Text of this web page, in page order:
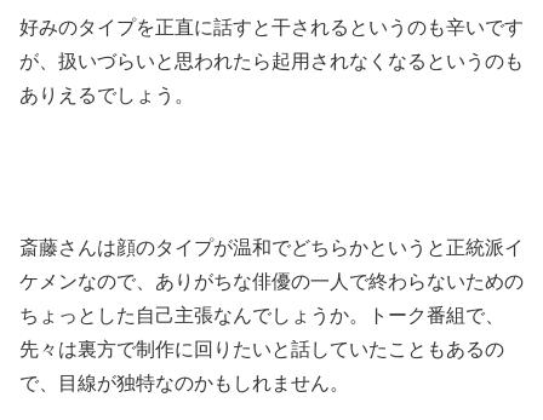
好みのタイプを正直に話すと干されるというのも辛いです
が、扱いづらいと思われたら起用されなくなるというのも
ありえるでしょう。
斎藤さんは顔のタイプが温和でどちらかというと正統派イ
ケメンなので、ありがちな俳優の一人で終わらないための
ちょっとした自己主張なんでしょうか。トーク番組で、
先々は裏方で制作に回りたいと話していたこともあるの
で、目線が独特なのかもしれません。